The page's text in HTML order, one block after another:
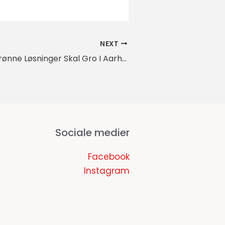
NEXT
Fremtidens Grønne Løsninger Skal Gro I Aarhus
Sociale medier
Facebook
Instagram